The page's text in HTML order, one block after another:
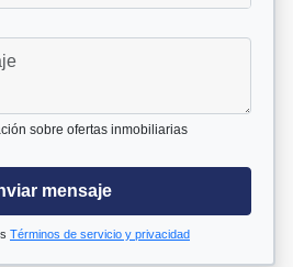
sobre ofertas inmobiliarias
mensaje
Términos de servicio y privacidad